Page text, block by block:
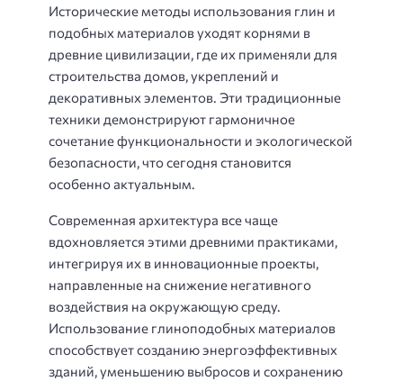
Исторические методы использования глин и
подобных материалов уходят корнями в
древние цивилизации, где их применяли для
строительства домов, укреплений и
декоративных элементов. Эти традиционные
техники демонстрируют гармоничное
сочетание функциональности и экологической
безопасности, что сегодня становится
особенно актуальным.
Современная архитектура все чаще
вдохновляется этими древними практиками,
интегрируя их в инновационные проекты,
направленные на снижение негативного
воздействия на окружающую среду.
Использование глиноподобных материалов
способствует созданию энергоэффективных
зданий, уменьшению выбросов и сохранению